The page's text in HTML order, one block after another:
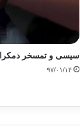
سیسی و تمسخر
۹۷/۰۱/۱۴